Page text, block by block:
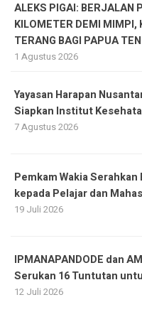
ALEKS PIGAI: BERJALAN
KILOMETER DEMI MIMPI,
TERANG BAGI PAPUA
1 Agustus 2026
Yayasan Harapan
Siapkan Institut
7 Agustus 2026
Pemkam Wakia
kepada Pelajar dan
19 Juli 2026
IPMANAPANDODE dan
Serukan 16 Tuntutan
12 Juli 2026